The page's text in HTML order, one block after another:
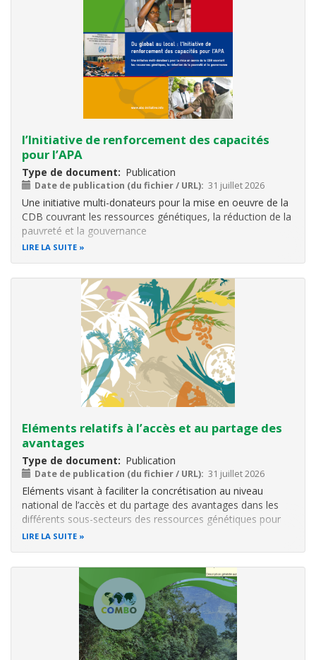
l’Initiative de renforcement des capacités
pour l’APA
Type de document Publication
Date de publication (du fichier / URL) 31 juillet 2026
Une initiative multi-donateurs pour la mise en oeuvre de la
CDB couvrant les ressources génétiques, la réduction de la
pauvreté et la gouvernance
LIRE LA SUITE
Eléments relatifs à l’accès et au partage des
avantages
Type de document Publication
Date de publication (du fichier / URL) 31 juillet 2026
Eléments visant à faciliter la concrétisation au niveau
national de l’accès et du partage des avantages dans les
différents sous-secteurs des ressources génétiques pour
l’alimentation et l’agriculture
LIRE LA SUITE